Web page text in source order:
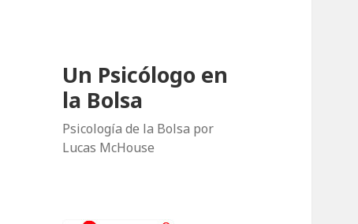
Un Psicólogo en
la Bolsa
Psicología de la Bolsa por
Lucas McHouse